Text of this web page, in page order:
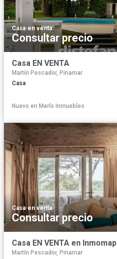
Casa·en venta
Consultar precio
Casa EN VENTA
Martín Pescador, Pinamar
Casa
Nuevo en Merlo Inmuebles
Casa·en venta
Consultar precio
Casa EN VENTA en Inmomap
Martín Pescador, Pinamar